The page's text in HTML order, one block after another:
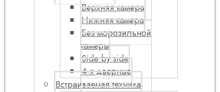
Верхняя камера
Нижняя камера
Без морозильной
камеры
Side by side
4-х дверные
Встраиваемая техника